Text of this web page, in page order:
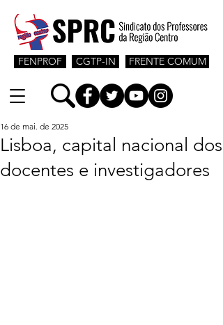
CGTP-IN
FENPROF FRENTE COMUM
Lisboa, capital nacional dos
docentes e investigadores
16 de mai. de 2025